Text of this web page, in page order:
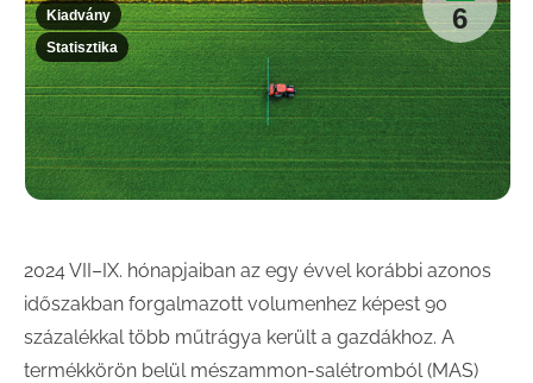
6
Kiadvány
Statisztika
2024 VII–IX. hónapjaiban az egy évvel korábbi azonos
időszakban forgalmazott volumenhez képest 90
százalékkal több műtrágya került a gazdákhoz. A
termékkörön belül mészammon-salétromból (MAS)